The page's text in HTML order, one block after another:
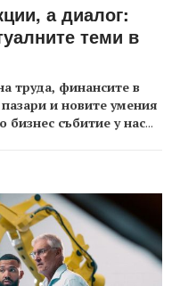
а диалог:
теми в
труда, финансите в
и новите умения
бизнес събитие у нас...